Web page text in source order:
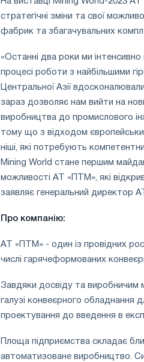
стратегічні зміни та свої
фабрик та збагачувальних
«Останні два роки ми
процесі роботи з найбільшими
Центральної Азії
зараз дозволяє нам вийти на
виробництва до промислового
тому що з відходом
ніші, які потребують
Mining World стане першим
можливості АТ «ПТМ», які
заявляє генеральний директор
Про компанію:
АТ «ПТМ» - один із провідних
числі гарячеформованих
Завдяки досвіду та виробничим
галузі конвеєрного обладнання
проектування до введення в
Площа підприємства складає
автоматизоване виробництво.